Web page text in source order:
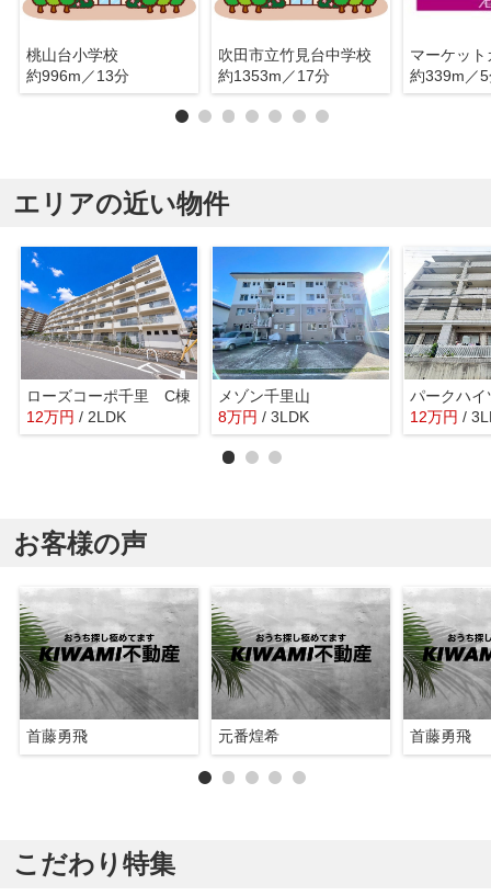
桃山台小学校
約996m／13分
吹田市立竹見台中学校
約1353m／17分
約339m／
エリアの近い物件
ローズコーポ千里 C棟
12万円 / 2LDK
メゾン千里山
8万円 / 3LDK 12万円 /
お客様の声
首藤勇飛 元番煌希 首藤勇飛
こだわり特集